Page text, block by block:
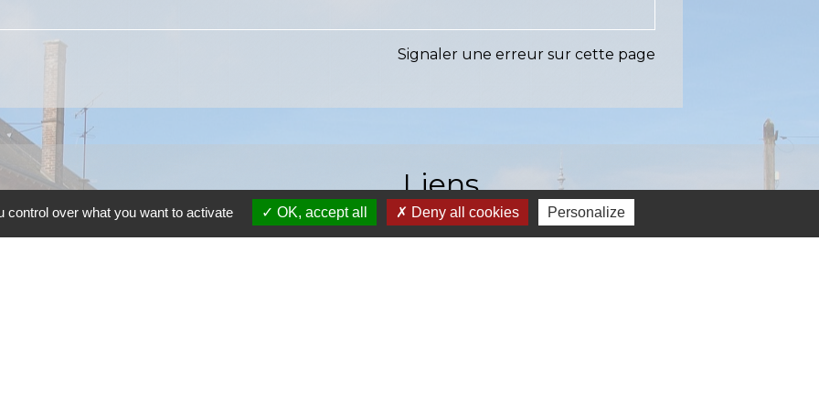
Signaler une erreur sur cette page
Liens
SEASY (anciennement SIAEP)
over what you want to activate OK, accept all Deny all cookies Personalize